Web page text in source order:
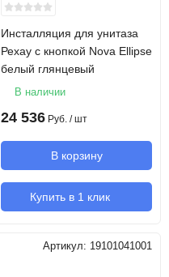
Инсталляция для унитаза
Рехау с кнопкой Nova Ellipse
белый глянцевый
В наличии
24 536 Руб. / шт
В корзину
Купить в 1 клик
Артикул: 19101041001